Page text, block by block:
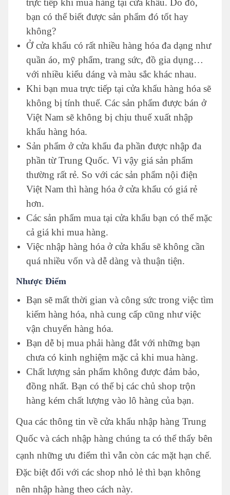
trực tiếp khi mua hàng tại cửa khẩu. Do đó,
bạn có thể biết được sản phẩm đó tốt hay
không?
Ở cửa khẩu có rất nhiều hàng hóa đa dạng như
quần áo, mỹ phẩm, trang sức, đồ gia dụng…
với nhiều kiểu dáng và màu sắc khác nhau.
Khi bạn mua trực tiếp tại cửa khẩu hàng hóa sẽ
không bị tính thuế. Các sản phẩm được bán ở
Việt Nam sẽ không bị chịu thuế xuất nhập
khẩu hàng hóa.
Sản phẩm ở cửa khẩu đa phần được nhập đa
phần từ Trung Quốc. Vì vậy giá sản phẩm
thường rất rẻ. So với các sản phẩm nội điện
Việt Nam thì hàng hóa ở cửa khẩu có giá rẻ
hơn.
Các sản phẩm mua tại cửa khẩu bạn có thể mặc
cả giá khi mua hàng.
Việc nhập hàng hóa ở cửa khẩu sẽ không cần
quá nhiều vốn và dễ dàng và thuận tiện.
Nhược Điểm
Bạn sẽ mất thời gian và công sức trong việc tìm
kiếm hàng hóa, nhà cung cấp cũng như việc
vận chuyển hàng hóa.
Bạn dễ bị mua phải hàng đắt với những bạn
chưa có kinh nghiệm mặc cả khi mua hàng.
Chất lượng sản phẩm không được đảm bảo,
đồng nhất. Bạn có thể bị các chủ shop trộn
hàng kém chất lượng vào lô hàng của bạn.
Qua các thông tin về cửa khẩu nhập hàng Trung
Quốc và cách nhập hàng chúng ta có thể thấy bên
cạnh những ưu điểm thì vẫn còn các mặt hạn chế.
Đặc biệt đối với các shop nhỏ lẻ thì bạn không
nên nhập hàng theo cách này.